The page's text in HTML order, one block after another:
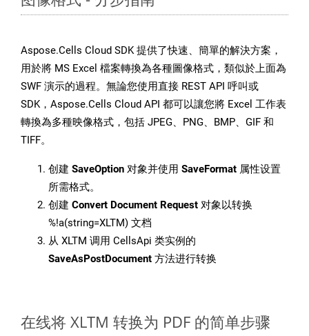
Aspose.Cells Cloud SDK 提供了快速、簡單的解決方案，
用於將 MS Excel 檔案轉換為各種圖像格式，類似於上面為
SWF 演示的過程。無論您使用直接 REST API 呼叫或
SDK，Aspose.Cells Cloud API 都可以讓您將 Excel 工作表
轉換為多種映像格式，包括 JPEG、PNG、BMP、GIF 和
TIFF。
创建 SaveOption 对象并使用 SaveFormat 属性设置
所需格式。
创建 Convert Document Request 对象以转换
%!a(string=XLTM) 文档
从 XLTM 调用 CellsApi 类实例的
SaveAsPostDocument 方法进行转换
在线将 XLTM 转换为 PDF 的简单步骤